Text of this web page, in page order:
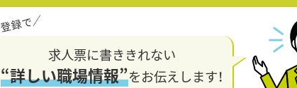
求人票に書ききれない
“詳しい職場情報”をお伝えします！